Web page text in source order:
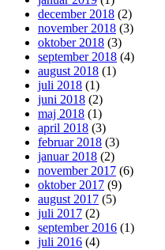
december 2018 (2)
november 2018 (3)
oktober 2018 (3)
september 2018 (4)
august 2018 (1)
juli 2018 (1)
juni 2018 (2)
maj 2018 (1)
april 2018 (3)
februar 2018 (3)
januar 2018 (2)
november 2017 (6)
oktober 2017 (9)
august 2017 (5)
juli 2017 (2)
september 2016 (1)
juli 2016 (4)